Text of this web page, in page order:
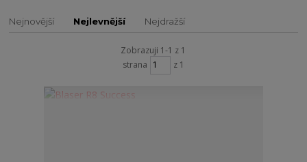
Nejnovější Nejlevnější Nejdražší
Zobrazuji 1-1 z 1
strana
z 1